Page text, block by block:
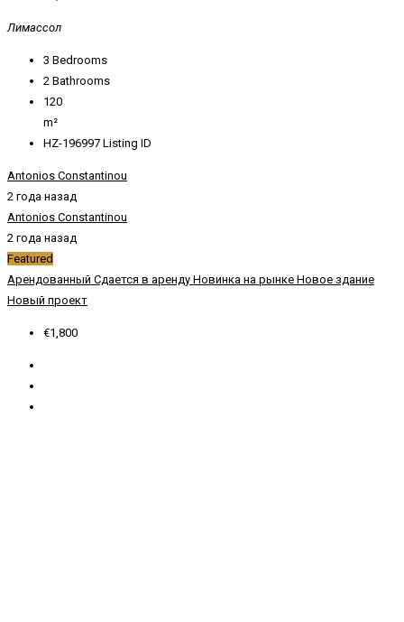
Лимассол
3 Bedrooms
2 Bathrooms
120
m²
HZ-196997 Listing ID
Antonios Constantinou
2 года назад
Antonios Constantinou
2 года назад
Featured
Арендованный Сдается в аренду Новинка на рынке Новое здание
Новый проект
€1,800